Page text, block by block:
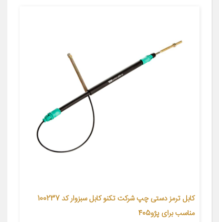
کابل ترمز دستی چپ شرکت تکنو کابل سبزوار کد 100237
مناسب برای پژو405